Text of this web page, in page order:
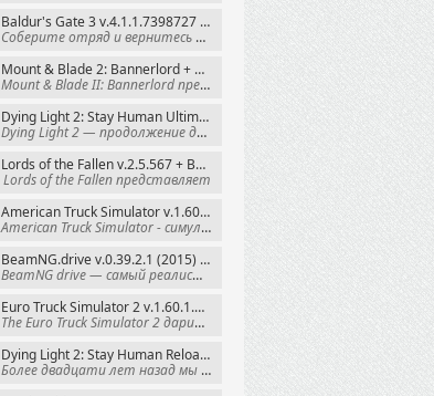
Baldur's Gate 3 v.4.1.1.7398727 + Все DLC (2023) GOG-Rip
Соберите отряд и вернитесь в Забытые
Mount & Blade 2: Bannerlord + War Sails v.1.4.7.117484 (2025) GOG
Mount & Blade II: Bannerlord представляет
Dying Light 2: Stay Human Ultimate Edition v.1.29.1 + Все DLC (2022) Пиратка
Dying Light 2 — продолжение динамичного
Lords of the Fallen v.2.5.567 + Все DLC (2023) Пиратка
Lords of the Fallen представляет
American Truck Simulator v.1.60.1.8s + Все DLC (2016) Пиратка
American Truck Simulator - симулятор
BeamNG.drive v.0.39.2.1 (2015) RePack
BeamNG drive — самый реалистичный
Euro Truck Simulator 2 v.1.60.1.7s + Все DLC (2012) Пиратка
The Euro Truck Simulator 2 дарит вам опыт
Dying Light 2: Stay Human Reloaded Edition v.1.28.3 + Все DLC (2022) RePack
Более двадцати лет назад мы пытались